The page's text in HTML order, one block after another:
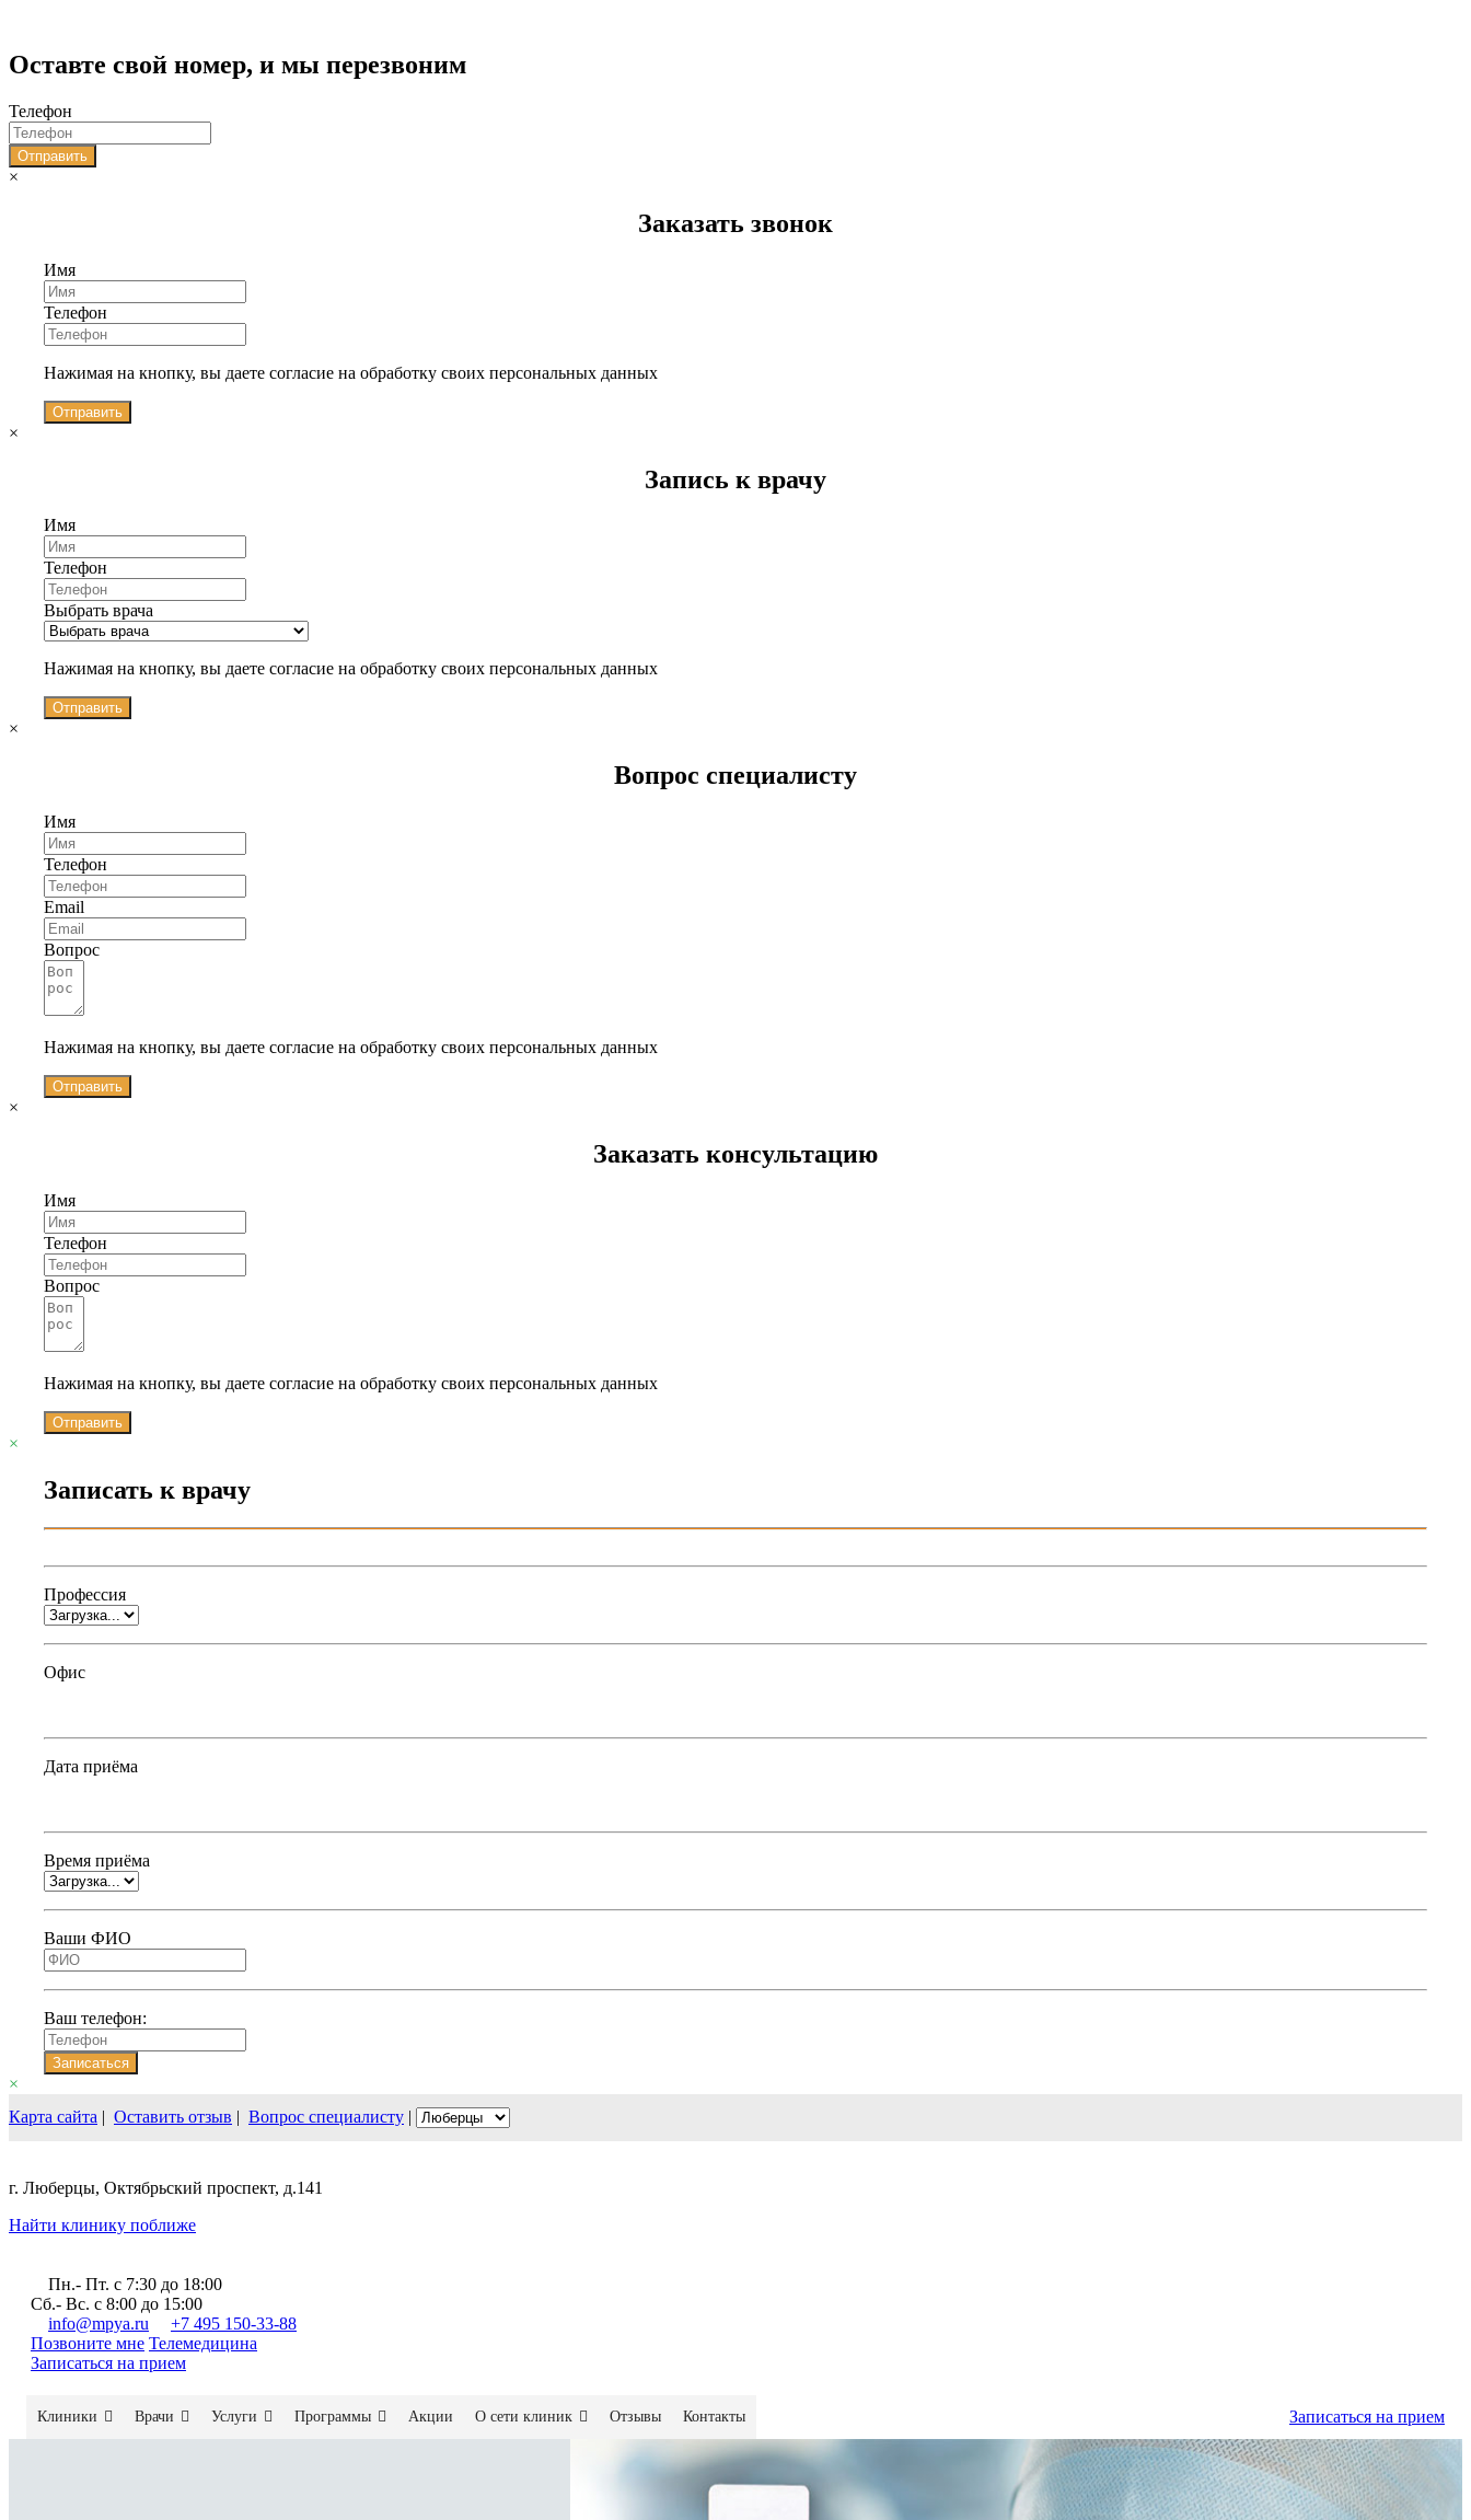
Оставте свой номер, и мы перезвоним
Телефон
Отправить
×
Заказать звонок
Имя
Телефон
Нажимая на кнопку, вы даете согласие на обработку своих персональных данных
Отправить
×
Запись к врачу
Имя
Телефон
Выбрать врача
Нажимая на кнопку, вы даете согласие на обработку своих персональных данных
Отправить
×
Вопрос специалисту
Имя
Телефон
Email
Вопрос
Нажимая на кнопку, вы даете согласие на обработку своих персональных данных
Отправить
×
Заказать консультацию
Имя
Телефон
Вопрос
Нажимая на кнопку, вы даете согласие на обработку своих персональных данных
Отправить
×
Записать к врачу
Профессия
Офис
Дата приёма
Время приёма
Ваши ФИО
Ваш телефон:
Записаться
×
Карта сайта | Оставить отзыв | Вопрос специалисту |
г. Люберцы, Октябрьский проспект, д.141
Найти клинику поближе
Пн.- Пт. c 7:30 до 18:00
Сб.- Вс. с 8:00 до 15:00
info@mpya.ru
+7 495 150-33-88
Позвоните мне Телемедицина
Записаться на прием
Клиники Врачи Услуги Программы Акции О сети клиник Отзывы Контакты Записаться на прием